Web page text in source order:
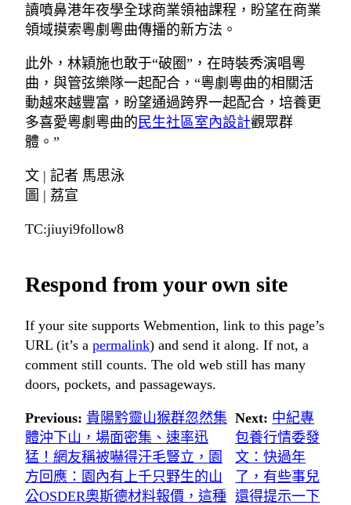
讀噴鼻港年夜學全球商業領袖課程，盼望在商業
領域摸索粵劇粵曲傳播的新方法。
此外，林穎施也敢于“破圈”，在時裝秀演唱粵
曲，與管弦樂隊一起配合，“粵劇粵曲的相關活
動越來越豐富，盼望通過跨界一起配合，培養更
多喜愛粵劇粵曲的 民生社區室內設計觀眾群
體。”
文 | 記者 馬思泳
圖 | 荔宣
TC:jiuyi9follow8
Respond from your own site
If your site supports Webmention, link to this page’s
URL (it’s a permalink) and send it along. If not, a
comment still counts. The old web still has many
doors, pockets, and passageways.
Previous: 貴陽黔靈山猴群忽然集
體沖下山，場面密集、速率迅
猛！網友稱被嚇得汗毛豎立，園
方回應：園內有上千只野生的山
公OSDER奧斯德材料報價，這種
Next: 中紀專
包養行情委發
文：快過年
了，有些事兒
還得提示一下